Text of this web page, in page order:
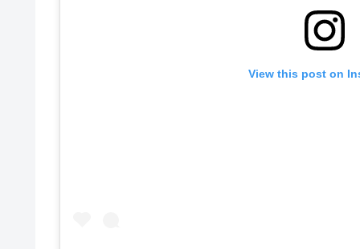
View this post on